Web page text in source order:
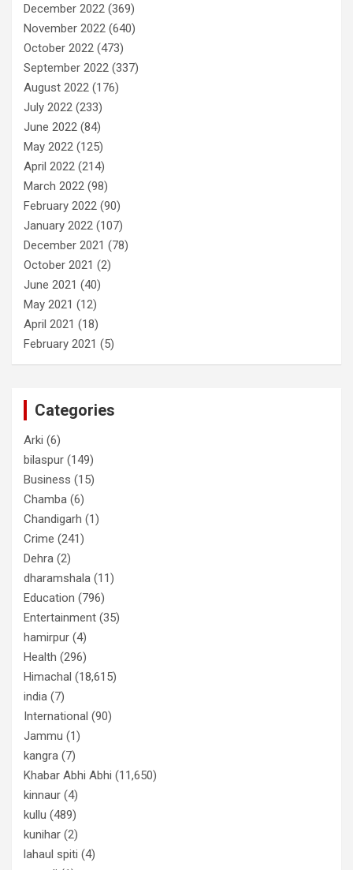
December 2022 (369)
November 2022 (640)
October 2022 (473)
September 2022 (337)
August 2022 (176)
July 2022 (233)
June 2022 (84)
May 2022 (125)
April 2022 (214)
March 2022 (98)
February 2022 (90)
January 2022 (107)
December 2021 (78)
October 2021 (2)
June 2021 (40)
May 2021 (12)
April 2021 (18)
February 2021 (5)
Categories
Arki (6)
bilaspur (149)
Business (15)
Chamba (6)
Chandigarh (1)
Crime (241)
Dehra (2)
dharamshala (11)
Education (796)
Entertainment (35)
hamirpur (4)
Health (296)
Himachal (18,615)
india (7)
International (90)
Jammu (1)
kangra (7)
Khabar Abhi Abhi (11,650)
kinnaur (4)
kullu (489)
kunihar (2)
lahaul spiti (4)